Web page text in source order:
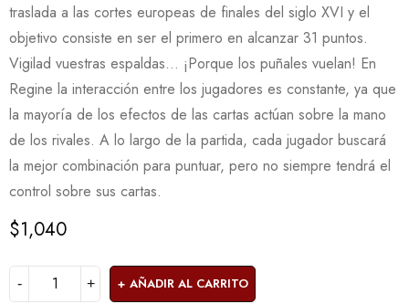
traslada a las cortes europeas de finales del siglo XVI y el
objetivo consiste en ser el primero en alcanzar 31 puntos.
Vigilad vuestras espaldas… ¡Porque los puñales vuelan! En
Regine la interacción entre los jugadores es constante, ya que
la mayoría de los efectos de las cartas actúan sobre la mano
de los rivales. A lo largo de la partida, cada jugador buscará
la mejor combinación para puntuar, pero no siempre tendrá el
control sobre sus cartas.
$1,040
AÑADIR AL CARRITO